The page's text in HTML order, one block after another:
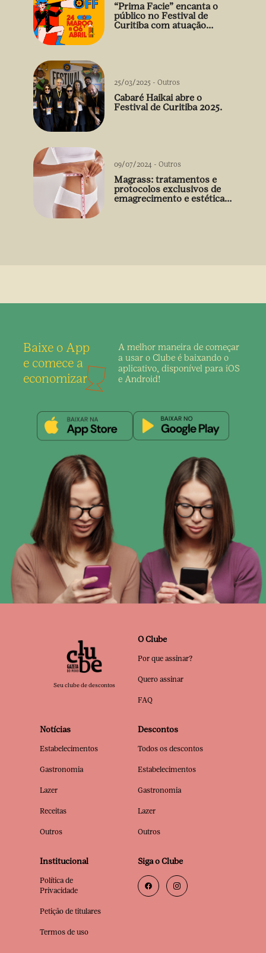
“Prima Facie” encanta o
público no Festival de
Curitiba com atuação
25/03/2025 - Outros
Cabaré Haikai abre o
Festival de Curitiba 2025.
09/07/2024 - Outros
Magrass: tratamentos e
protocolos exclusivos de
emagrecimento e estética
Baixe o App
e comece a
economizar
A melhor maneira de começar
a usar o Clube é baixando o
aplicativo, disponível para iOS
e Android!
Seu clube de descontos
O Clube
Por que assinar?
Quero assinar
FAQ
Notícias
Estabelecimentos
Gastronomia
Lazer
Receitas
Outros
Descontos
Todos os descontos
Estabelecimentos
Gastronomia
Lazer
Outros
Institucional
Política de
Privacidade
Petição de titulares
Termos de uso
Siga o Clube